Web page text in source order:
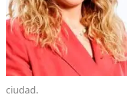
ciudad.